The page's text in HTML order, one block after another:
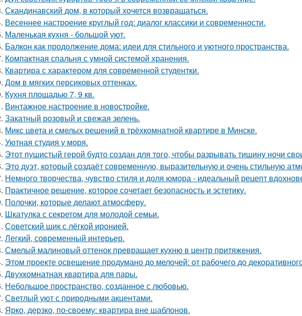
Скандинавский дом, в который хочется возвращаться.
Весеннее настроение круглый год: диалог классики и современности.
Маленькая кухня - большой уют.
Балкон как продолжение дома: идеи для стильного и уютного пространства.
Компактная спальня с умной системой хранения.
Квартира с характером для современной студентки.
Дом в мягких персиковых оттенках.
Кухня площадью 7, 9 кв.
Винтажное настроение в новостройке.
Закатный розовый и свежая зелень.
Микс цвета и смелых решений в трёхкомнатной квартире в Минске.
Уютная студия у моря.
Этот пушистый герой будто создан для того, чтобы разрывать тишину ночи
Это дуэт, который создаёт современную, выразительную и очень стильную
Немного творчества, чувство стиля и доля юмора - идеальный рецепт
Практичное решение, которое сочетает безопасность и эстетику.
Полочки, которые делают атмосферу.
Шкатулка с секретом для молодой семьи.
Советский шик с лёгкой иронией.
Легкий, современный интерьер.
Смелый малиновый оттенок превращает кухню в центр притяжения.
Этом проекте освещение продумано до мелочей: от рабочего до
Двухкомнатная квартира для пары.
Небольшое пространство, созданное с любовью.
Светлый уют с природными акцентами.
Ярко, дерзко, по-своему: квартира вне шаблонов.